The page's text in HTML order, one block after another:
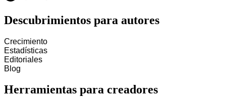
Descubrimientos para autores
Crecimiento
Estadísticas
Editoriales
Blog
Herramientas para creadores